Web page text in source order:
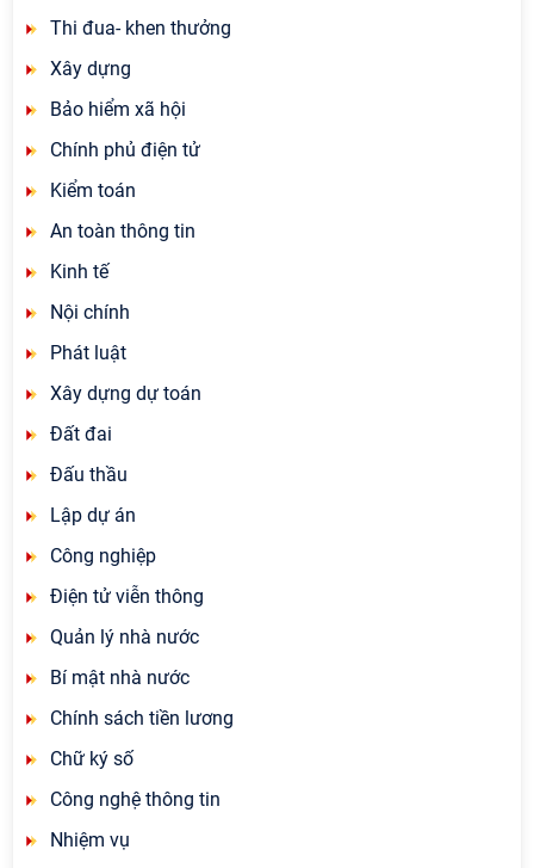
Thi đua- khen thưởng
Xây dựng
Bảo hiểm xã hội
Chính phủ điện tử
Kiểm toán
An toàn thông tin
Kinh tế
Nội chính
Phát luật
Xây dựng dự toán
Đất đai
Đấu thầu
Lập dự án
Công nghiệp
Điện tử viễn thông
Quản lý nhà nước
Bí mật nhà nước
Chính sách tiền lương
Chữ ký số
Công nghệ thông tin
Nhiệm vụ